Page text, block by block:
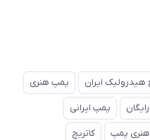
هیدرولیک ایران پمپ هنری
پمپ ایرانی
هنری پمپ کاتریچ